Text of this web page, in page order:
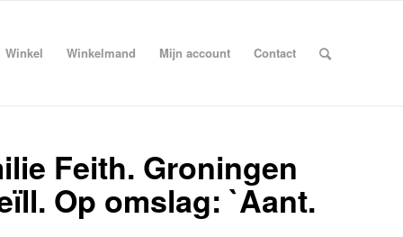
Winkel Winkelmand Mijn account Contact
Feith. Groningen
Op omslag: `Aant.